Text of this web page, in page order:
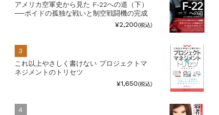
アメリカ空軍史から見た F-22への道（下）
──ボイドの孤独な戦いと制空戦闘機の完成
¥2,200(税込)
これ以上やさしく書けない プロジェクトマ
ネジメントのトリセツ
¥1,650(税込)